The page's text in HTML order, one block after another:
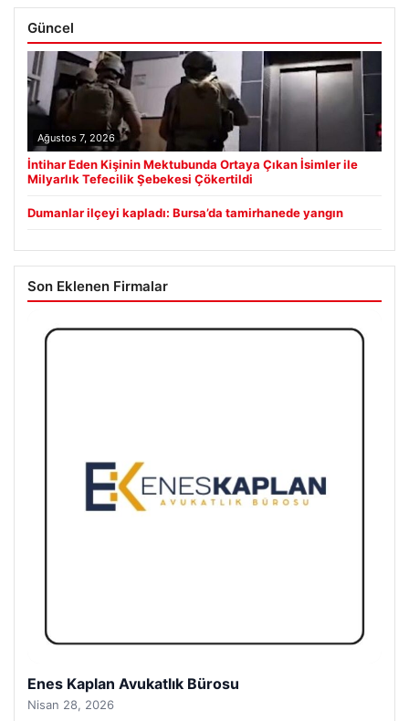
Güncel
Ağustos 7, 2026
İntihar Eden Kişinin Mektubunda Ortaya Çıkan İsimler ile
Milyarlık Tefecilik Şebekesi Çökertildi
Dumanlar ilçeyi kapladı: Bursa’da tamirhanede yangın
Son Eklenen Firmalar
Enes Kaplan Avukatlık Bürosu
Nisan 28, 2026